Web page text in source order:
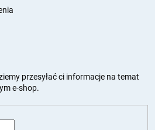
przesyłać ci informacje na temat
e-shop.